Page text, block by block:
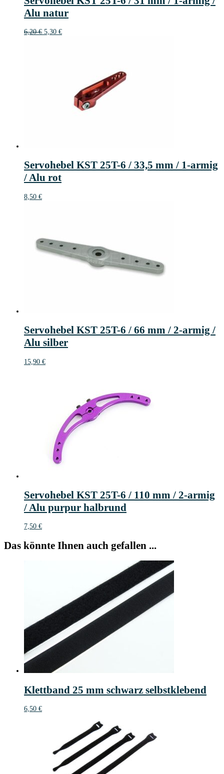
Alu natur
6,20€ Ursprünglicher
5,30 €Aktueller
Servohebel KST 25T-6 / 33,5 mm / 1-armig
/ Alu rot
8,50 €
Servohebel KST 25T-6 / 66 mm / 2-armig /
Alu silber
15,90 €
Servohebel KST 25T-6 / 110 mm / 2-armig
/ Alu purpur halbrund
7,50 €
Das könnte Ihnen auch gefallen ...
Klettband 25 mm schwarz selbstklebend
6,50 €